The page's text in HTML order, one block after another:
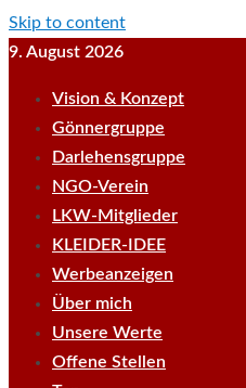
Skip to content
9. August 2026
Vision & Konzept
Gönnergruppe
Darlehensgruppe
NGO-Verein
LKW-Mitglieder
KLEIDER-IDEE
Werbeanzeigen
Über mich
Unsere Werte
Offene Stellen